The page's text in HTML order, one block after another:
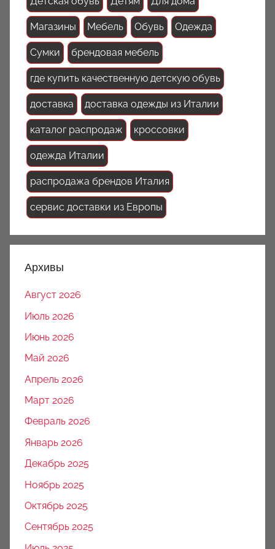
Магазины Мебель Обувь Одежда
Сумки брендовая мебель
где купить качественную детскую обувь
доставка доставка одежды из Италии
каталог распродаж кроссовки
одежда Италии
распродажа брендов Италия
сервис доставки из Европы
Архивы
Август 2026
Июль 2026
Июнь 2026
Май 2026
Апрель 2026
Март 2026
Февраль 2026
Январь 2026
Декабрь 2025
Ноябрь 2025
Октябрь 2025
Сентябрь 2025